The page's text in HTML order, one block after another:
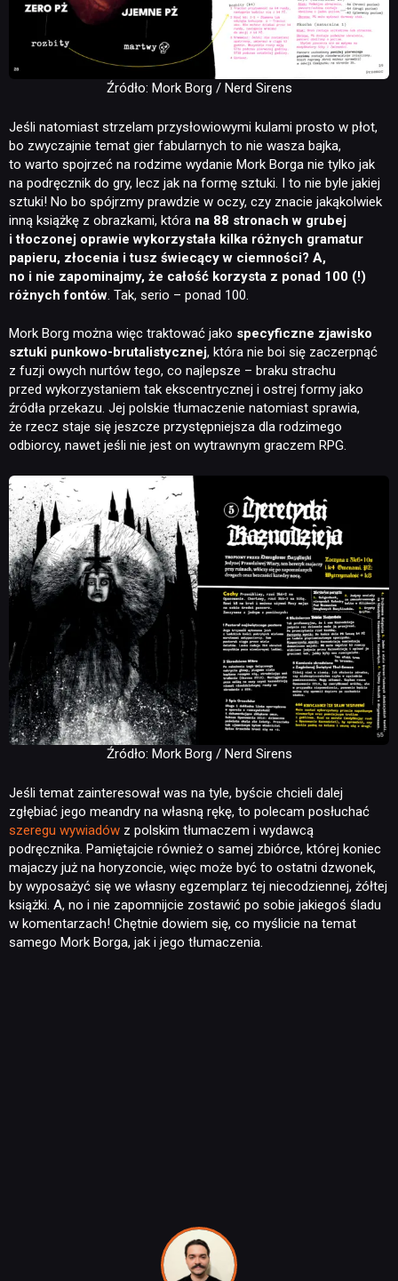
TECHNOLOGIE
DYSKUSJE
JUŻ GRALIŚMY
SKLEP
Źródło: Mork Borg / Nerd Sirens
Jeśli natomiast strzelam przysłowiowymi kulami prosto w płot,
bo zwyczajnie temat gier fabularnych to nie wasza bajka,
to warto spojrzeć na rodzime wydanie Mork Borga nie tylko jak
na podręcznik do gry, lecz jak na formę sztuki. I to nie byle jakiej
sztuki! No bo spójrzmy prawdzie w oczy, czy znacie jakąkolwiek
inną książkę z obrazkami, która na 88 stronach w grubej
i tłoczonej oprawie wykorzystała kilka różnych gramatur
papieru, złocenia i tusz świecący w ciemności? A,
no i nie zapominajmy, że całość korzysta z ponad 100 (!)
różnych fontów . Tak, serio – ponad 100.
Mork Borg można więc traktować jako specyficzne zjawisko
sztuki punkowo-brutalistycznej, która nie boi się zaczerpnąć
z fuzji owych nurtów tego, co najlepsze – braku strachu
przed wykorzystaniem tak ekscentrycznej i ostrej formy jako
źródła przekazu. Jej polskie tłumaczenie natomiast sprawia,
że rzecz staje się jeszcze przystępniejsza dla rodzimego
odbiorcy, nawet jeśli nie jest on wytrawnym graczem RPG.
Źródło: Mork Borg / Nerd Sirens
Jeśli temat zainteresował was na tyle, byście chcieli dalej
zgłębiać jego meandry na własną rękę, to polecam posłuchać
szeregu wywiadów z polskim tłumaczem i wydawcą
podręcznika. Pamiętajcie również o samej zbiórce, której koniec
majaczy już na horyzoncie, więc może być to ostatni dzwonek,
by wyposażyć się we własny egzemplarz tej niecodziennej, żółtej
książki. A, no i nie zapomnijcie zostawić po sobie jakiegoś śladu
w komentarzach! Chętnie dowiem się, co myślicie na temat
samego Mork Borga, jak i jego tłumaczenia.